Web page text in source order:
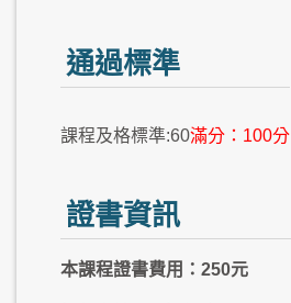
通過標準
課程及格標準:60滿分：100分
證書資訊
本課程證書費用：250元